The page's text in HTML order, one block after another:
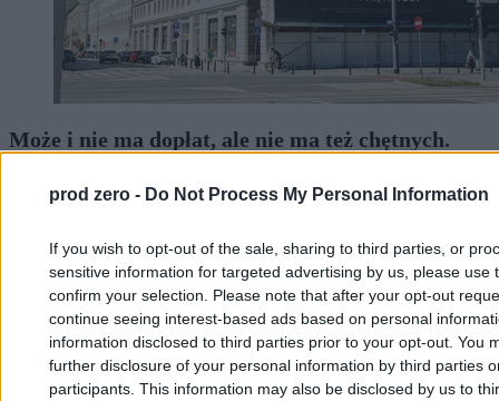
prod zero - Do Not Process My Personal Information
If you wish to opt-out of the sale, sharing to third parties, or
sensitive information for targeted advertising by us, please use
confirm your selection. Please note that after your opt-out
continue seeing interest-based ads based on personal
information disclosed to third parties prior to your opt-out. You
further disclosure of your personal information by third parties
participants. This information may also be disclosed by us to
Może i nie ma dopłat, ale nie ma też chętnych.
„elektryków”
Piotr Rodzik
Moto